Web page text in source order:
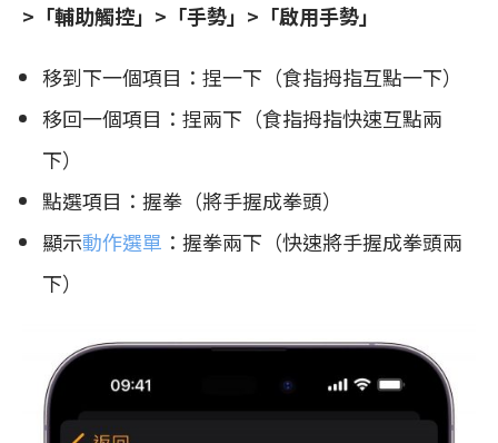
>「輔助觸控」>「手勢」>「啟用手勢」
移到下一個項目：捏一下（食指拇指互點一下）
移回一個項目：捏兩下（食指拇指快速互點兩
下）
點選項目：握拳（將手握成拳頭）
顯示動作選單 ：握拳兩下（快速將手握成拳頭兩
下）